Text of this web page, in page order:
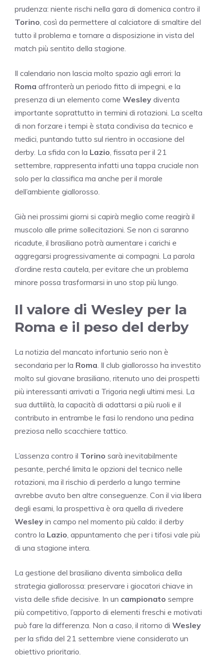
prudenza: niente rischi nella gara di domenica contro il
Torino, così da permettere al calciatore di smaltire del
tutto il problema e tornare a disposizione in vista del
match più sentito della stagione.
Il calendario non lascia molto spazio agli errori: la
Roma affronterà un periodo fitto di impegni, e la
presenza di un elemento come Wesley diventa
importante soprattutto in termini di rotazioni. La scelta
di non forzare i tempi è stata condivisa da tecnico e
medici, puntando tutto sul rientro in occasione del
derby. La sfida con la Lazio, fissata per il 21
settembre, rappresenta infatti una tappa cruciale non
solo per la classifica ma anche per il morale
dell’ambiente giallorosso.
Già nei prossimi giorni si capirà meglio come reagirà il
muscolo alle prime sollecitazioni. Se non ci saranno
ricadute, il brasiliano potrà aumentare i carichi e
aggregarsi progressivamente ai compagni. La parola
d’ordine resta cautela, per evitare che un problema
minore possa trasformarsi in uno stop più lungo.
Il valore di Wesley per la
Roma e il peso del derby
La notizia del mancato infortunio serio non è
secondaria per la Roma. Il club giallorosso ha investito
molto sul giovane brasiliano, ritenuto uno dei prospetti
più interessanti arrivati a Trigoria negli ultimi mesi. La
sua duttilità, la capacità di adattarsi a più ruoli e il
contributo in entrambe le fasi lo rendono una pedina
preziosa nello scacchiere tattico.
L’assenza contro il Torino sarà inevitabilmente
pesante, perché limita le opzioni del tecnico nelle
rotazioni, ma il rischio di perderlo a lungo termine
avrebbe avuto ben altre conseguenze. Con il via libera
degli esami, la prospettiva è ora quella di rivedere
Wesley in campo nel momento più caldo: il derby
contro la Lazio, appuntamento che per i tifosi vale più
di una stagione intera.
La gestione del brasiliano diventa simbolica della
strategia giallorossa: preservare i giocatori chiave in
vista delle sfide decisive. In un campionato sempre
più competitivo, l’apporto di elementi freschi e motivati
può fare la differenza. Non a caso, il ritorno di Wesley
per la sfida del 21 settembre viene considerato un
obiettivo prioritario.